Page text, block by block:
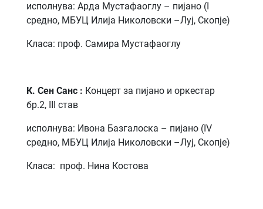
исполнува: Арда Мустафаоглу – пијано (I
средно, МБУЦ Илија Николовски –Луј, Скопје)
Класа: проф. Самира Мустафаоглу
К. Сен Санс : Концерт за пијано и оркестар
бр.2, III став
исполнува: Ивона Базгалоска – пијано (IV
средно, МБУЦ Илија Николовски –Луј, Скопје)
Класа: проф. Нина Костова